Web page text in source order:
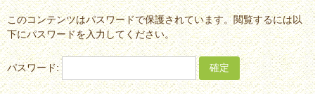
へ
ス
キ
ッ
プ
このコンテンツはパスワードで保護されています。閲覧するには以
下にパスワードを入力してください。
パスワード: